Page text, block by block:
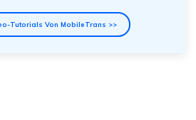
Tutorials Von MobileTrans >>